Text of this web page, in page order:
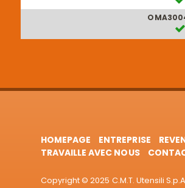
HOMEPAGE ENTREPRISE
TRAVAILLE AVEC NOUS
Copyright © 2025 C.M.T. Utensili